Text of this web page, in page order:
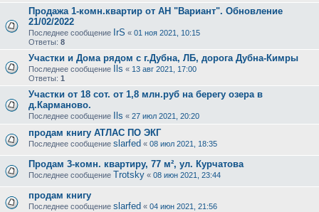
Продажа 1-комн.квартир от АН "Вариант". Обновление
21/02/2022
Последнее сообщение IrS « 01 ноя 2021, 10:15
Ответы: 8
Участки и Дома рядом с г.Дубна, ЛБ, дорога Дубна-Кимры
Последнее сообщение Ils « 13 авг 2021, 17:00
Ответы: 1
Участки от 18 сот. от 1,8 млн.руб на берегу озера в
д.Карманово.
Последнее сообщение Ils « 27 июл 2021, 20:20
продам книгу АТЛАС ПО ЭКГ
Последнее сообщение slarfed « 08 июл 2021, 18:35
Продам 3-комн. квартиру, 77 м², ул. Курчатова
Последнее сообщение Trotsky « 08 июн 2021, 23:44
продам книгу
Последнее сообщение slarfed « 04 июн 2021, 21:56